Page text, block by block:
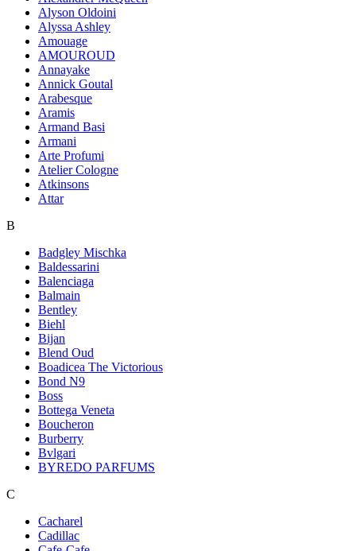
Alyson Oldoini
Alyssa Ashley
Amouage
AMOUROUD
Annayake
Annick Goutal
Arabesque
Aramis
Armand Basi
Armani
Arte Profumi
Atelier Cologne
Atkinsons
Attar
B
Badgley Mischka
Baldessarini
Balenciaga
Balmain
Bentley
Biehl
Bijan
Blend Oud
Boadicea The Victorious
Bond N9
Boss
Bottega Veneta
Boucheron
Burberry
Bvlgari
BYREDO PARFUMS
C
Cacharel
Cadillac